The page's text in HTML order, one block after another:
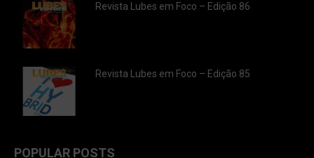
Revista Lubes em Foco – Edição 86
Revista Lubes em Foco – Edição 85
POPULAR POSTS